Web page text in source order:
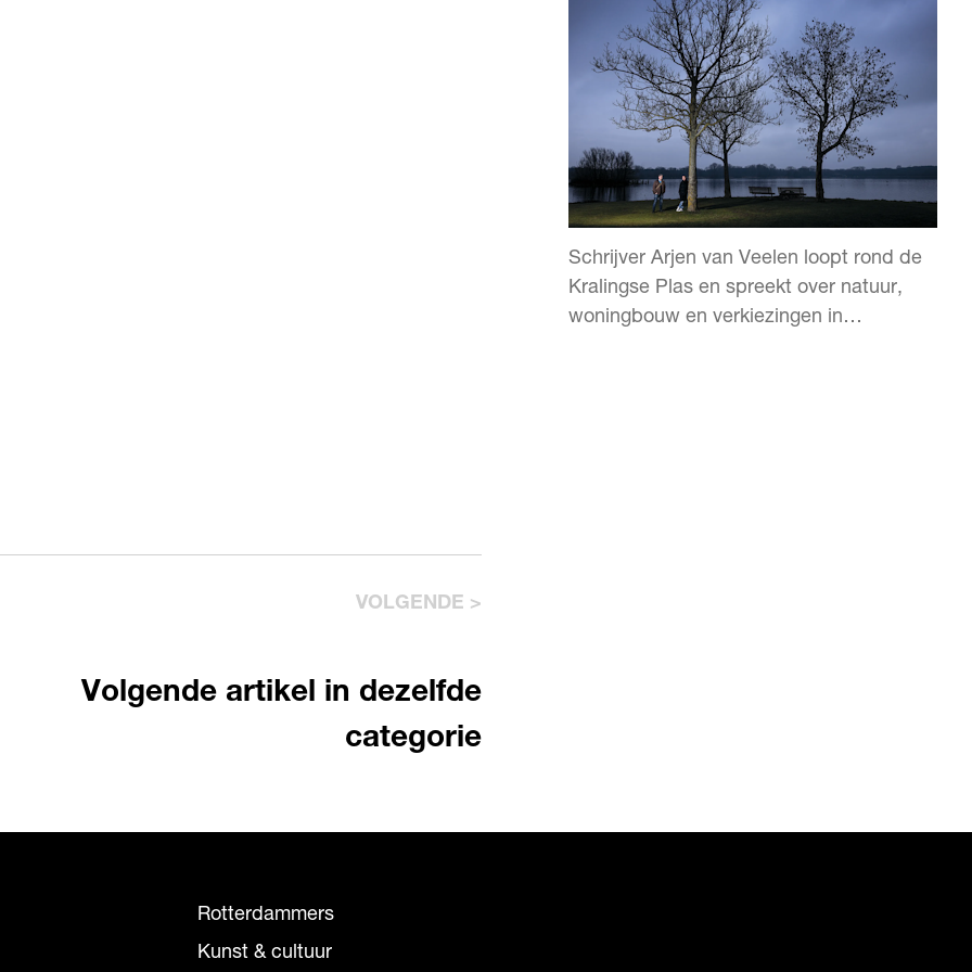
Schrijver Arjen van Veelen loopt rond de
Kralingse Plas en spreekt over natuur,
woningbouw en verkiezingen in
VOLGENDE >
Volgende artikel in dezelfde
categorie
Rotterdammers
Kunst & cultuur